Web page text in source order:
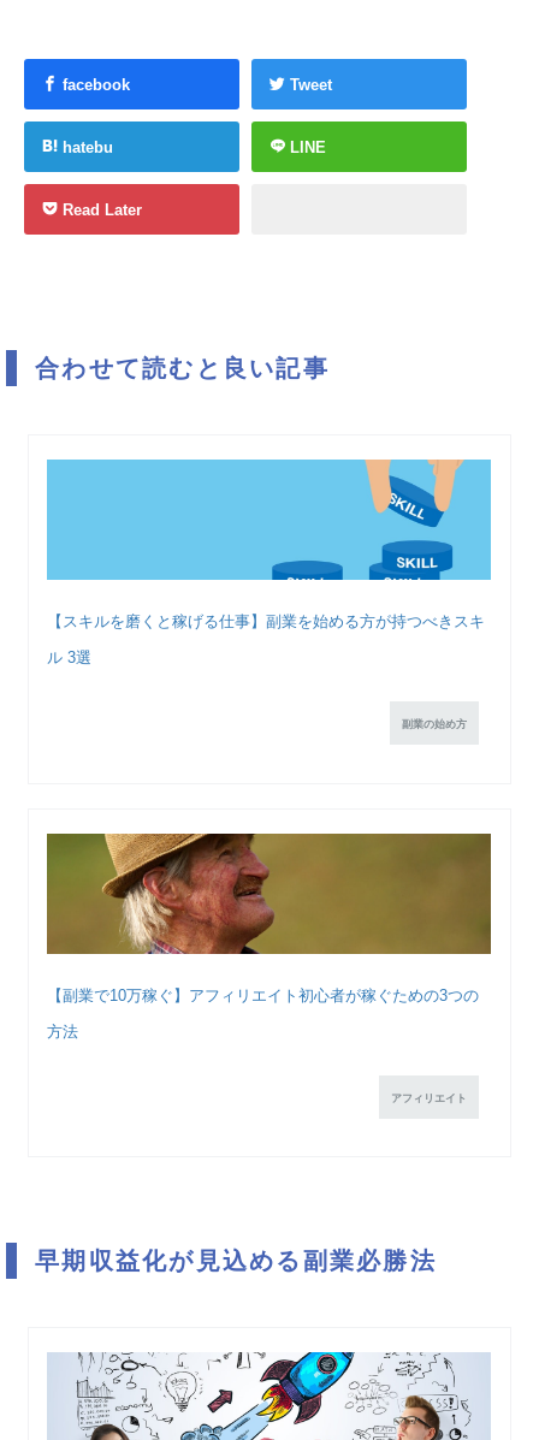
facebook Tweet
hatebu LINE
Read Later
合わせて読むと良い記事
【スキルを磨くと稼げる仕事】副業を始める方が持つべきスキ
ル 3選
副業の始め方
【副業で10万稼ぐ】アフィリエイト初心者が稼ぐための3つの
方法
アフィリエイト
早期収益化が見込める副業必勝法